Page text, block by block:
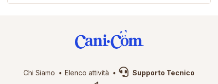
Chi Siamo Elenco attività
Supporto Tecnico